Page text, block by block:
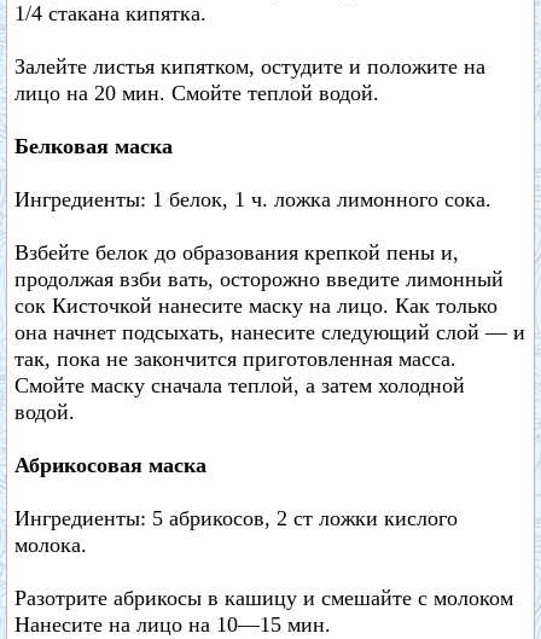
1/4 стакана кипятка.
Залейте листья кипятком, остудите и положите на
лицо на 20 мин. Смойте теплой водой.
Белковая маска
Ингредиенты: 1 белок, 1 ч. ложка лимонного сока.
Взбейте белок до образования крепкой пены и,
продолжая взби вать, осторожно введите лимонный
сок Кисточкой нанесите маску на лицо. Как только
она начнет подсыхать, нанесите следующий слой — и
так, пока не закончится приготовленная масса.
Смойте маску сначала теплой, а затем холодной
водой.
Абрикосовая маска
Ингредиенты: 5 абрикосов, 2 ст ложки кислого
молока.
Разотрите абрикосы в кашицу и смешайте с молоком
Нанесите на лицо на 10—15 мин.